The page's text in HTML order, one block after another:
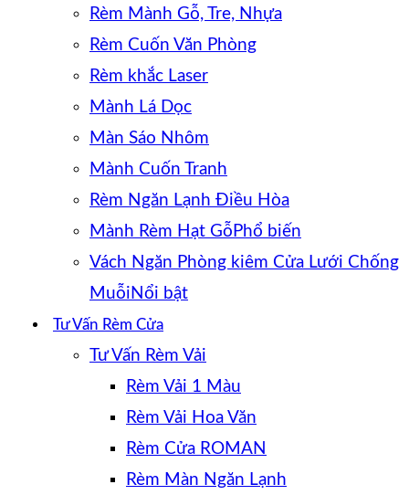
Rèm Mành Gỗ, Tre, Nhựa
Rèm Cuốn Văn Phòng
Rèm khắc Laser
Mành Lá Dọc
Màn Sáo Nhôm
Mành Cuốn Tranh
Rèm Ngăn Lạnh Điều Hòa
Mành Rèm Hạt Gỗ
Vách Ngăn Phòng kiêm Cửa Lưới Chống
Muỗi
Tư Vấn Rèm Cửa
Tư Vấn Rèm Vải
Rèm Vải 1 Màu
Rèm Vải Hoa Văn
Rèm Cửa ROMAN
Rèm Màn Ngăn Lạnh